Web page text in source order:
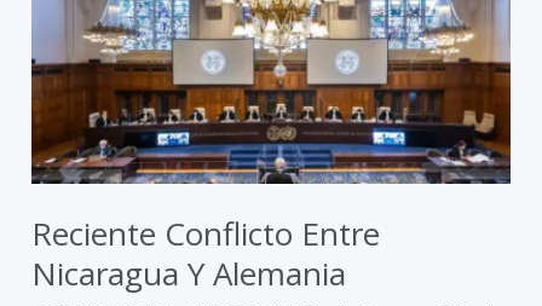
Reciente Conflicto Entre
Nicaragua Y Alemania
Nicaragua
y
Alemania